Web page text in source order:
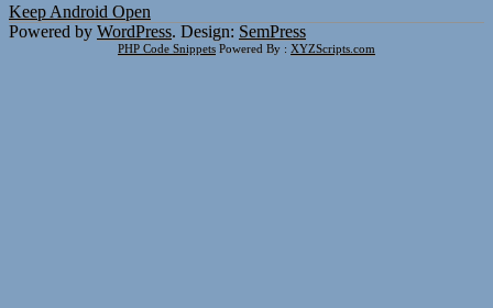
Keep Android Open
Powered by WordPress. Design: SemPress
PHP Code Snippets Powered By : XYZScripts.com